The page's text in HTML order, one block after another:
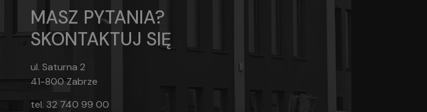
MASZ PYTANIA?
SKONTAKTUJ SIĘ
ul. Saturna 2
41-800 Zabrze
tel. 32 740 99 00